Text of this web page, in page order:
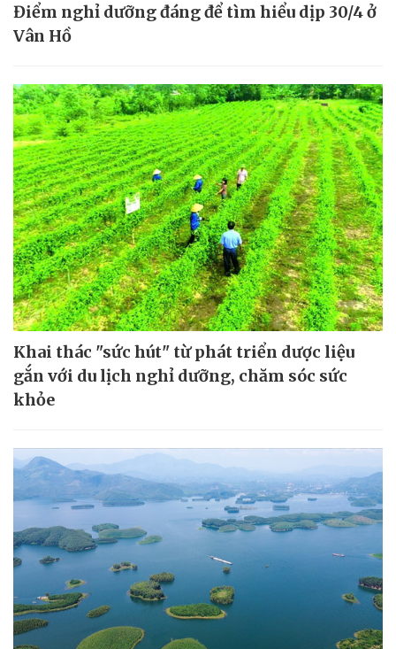
Điểm nghỉ dưỡng đáng để tìm hiểu dịp 30/4 ở
Vân Hồ
Khai thác "sức hút" từ phát triển dược liệu
gắn với du lịch nghỉ dưỡng, chăm sóc sức
khỏe